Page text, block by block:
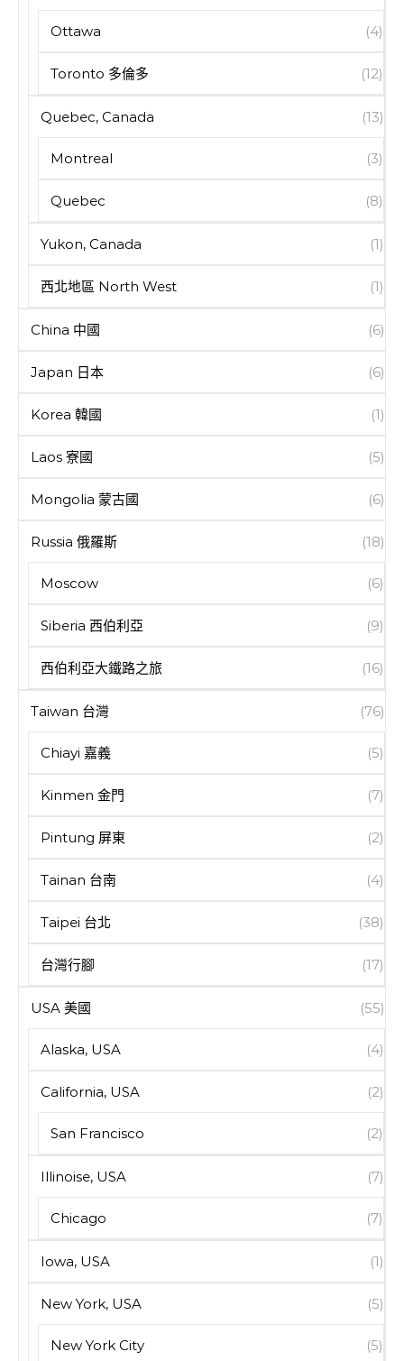
Ottawa (4)
Toronto 多倫多 (12)
Quebec, Canada (13)
Montreal (3)
Quebec (8)
Yukon, Canada (1)
西北地區 North West (1)
China 中國 (6)
Japan 日本 (6)
Korea 韓國 (1)
Laos 寮國 (5)
Mongolia 蒙古國 (6)
Russia 俄羅斯 (18)
Moscow (6)
Siberia 西伯利亞 (9)
西伯利亞大鐵路之旅 (16)
Taiwan 台灣 (76)
Chiayi 嘉義 (5)
Kinmen 金門 (7)
Pintung 屏東 (2)
Tainan 台南 (4)
Taipei 台北 (38)
台灣行腳 (17)
USA 美國 (55)
Alaska, USA (4)
California, USA (2)
San Francisco (2)
Illinoise, USA (7)
Chicago (7)
Iowa, USA (1)
New York, USA (5)
New York City (5)